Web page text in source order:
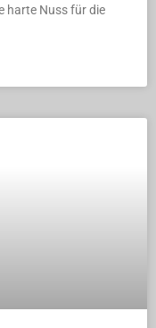
harte Nuss für die